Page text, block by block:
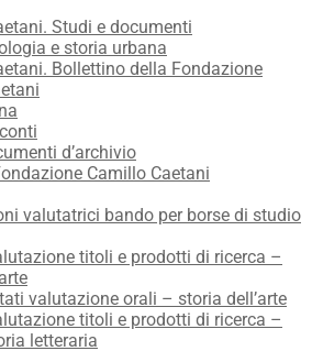
Studi e documenti
e storia urbana
Bollettino della Fondazione
d’archivio
Camillo Caetani
valutatrici bando per borse di studio
titoli e prodotti di ricerca –
valutazione orali – storia dell’arte
titoli e prodotti di ricerca –
letteraria